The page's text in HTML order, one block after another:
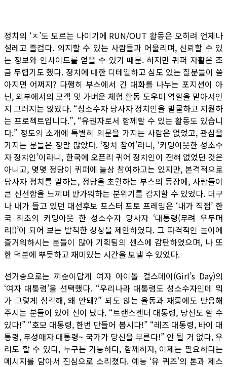
정치의 ‘ㅈ’도 모르는 나이기에 RUN/OUT 활동은 오히려 언제나
설레고 즐겁다. 의지할 수 있는 사람들과 어울리며, 신뢰할 수 있
는 정보와 인사이트를 얻을 수 있기 때문. 하지만 퀴퍼 자활은 조
금 두렵기도 했다. 정치에 대한 디테일하고 심도 있는 질문들이 쏟
아지면 어쩌지? 다행히 부스에서 긴 대화를 나누는 포지션이 아
닌, 외부에서의 모객 및 가벼운 체험 활동 도우미 역할을 맡아서인
지 그러지는 않았다. “성소수자 당사자 정치인을 발굴하고 지원하
는 프로젝트입니다.”, “유권자로서 함께할 수 있는 활동도 있습니
다.” 정도의 소개에 특별히 의문을 가지는 사람은 없었고, 관심을
가지는 분들은 정말 많았다. ‘정치 참여’라니, ‘커밍아웃한 성소수
자 정치인’이라니, 한국에 오픈리 퀴어 정치인이 전혀 없었던 것은
아니고, 몇몇 정당이 퀴퍼에 늘상 참여하고는 있지만, 본격적으로
당사자 정치를 말하는, 정당을 초월하는 부스의 등장에, 사람들이
큰 신선함을 느끼며 반가워하는 분위기를 감지할 수 있었다. 더구
나 내가 들고 있던 대선후보 포스터 포토 프레임은 ‘내가 직접’ 한
국 최초의 커밍아웃 한 성소수자 당사자 ‘대통령(무려 우두머
리!)’이 되어 보는 발칙한 상상을 제안하였다. 그 파격적인 놀이에
즐거워하시는 분들이 많아 기획팀의 센스에 감탄하였으며, 나 또
한 덕분에 뿌듯하고 재미있는 시간을 보낼 수 있었다.
선거송으로는 끼순이답게 여자 아이돌 걸스데이(Girl’s Day)의
‘여자 대통령’을 선택했다. “우리나라 대통령도 성소수자인데 뭐
가 그렇게 심각해, 왜 안돼?” 되도 않는 율동과 재롱에도 반응해
주시는 분들이 있어 신이 났다. “트랜스젠더 대통령, 당신도 할 수
있다!” “호모 대통령, 한번 만들어 봅시다!” “레즈 대통령, 바이 대
통령, 무성애자 대통령~ 국가가 당신을 부른다!” 안 될 거 없다, 우
리도 할 수 있다, 누구든 가능하다, 함께하자, 이제는 필요하다는
메시지를 담아서 진심으로 소리쳤다. 예능 ‘유 퀴즈’의 톤과 제스